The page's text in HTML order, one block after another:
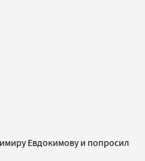
Евдокимову и попросил